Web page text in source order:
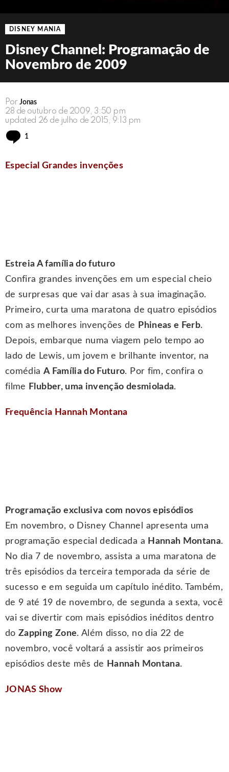
DISNEY MANIA
Disney Channel: Programação de
Novembro de 2009
Por Jonas
28 de outubro de 2009, 3:50 pm
updated 26 de julho de 2015, 9:13 pm
1
Especial Grandes invenções
Estreia A família do futuro
Confira grandes invenções em um especial cheio
de surpresas que vai dar asas à sua imaginação.
Primeiro, curta uma maratona de quatro episódios
com as melhores invenções de Phineas e Ferb.
Depois, embarque numa viagem pelo tempo ao
lado de Lewis, um jovem e brilhante inventor, na
comédia A Família do Futuro. Por fim, confira o
filme Flubber, uma invenção desmiolada.
Frequência Hannah Montana
Programação exclusiva com novos episódios
Em novembro, o Disney Channel apresenta uma
programação especial dedicada a Hannah Montana.
No dia 7 de novembro, assista a uma maratona de
três episódios da terceira temporada da série de
sucesso e em seguida um capítulo inédito. Também,
de 9 até 19 de novembro, de segunda a sexta, você
vai se divertir com mais episódios inéditos dentro
doZapping Zone. Além disso, no dia 22 de
novembro, você voltará a assistir aos primeiros
episódios deste mês de Hannah Montana.
JONAS Show